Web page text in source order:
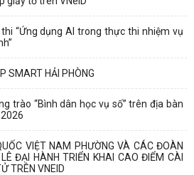
“Ứng dụng AI trong thực thi nhiệm vụ
SMART HẢI PHÒNG
trào “Bình dân học vụ số” trên địa bàn
VIỆT NAM PHƯỜNG VÀ CÁC ĐOÀN
ĐẠI HÀNH TRIỂN KHAI CAO ĐIỂM CÀI
TRÊN VNEID